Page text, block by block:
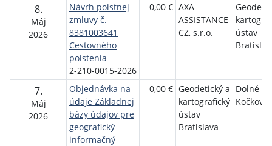
8.
Máj
2026
Návrh poistnej
zmluvy č.
8381003641
Cestovného
poistenia
2-210-0015-2026
0,00 € AXA
ASSISTANCE
CZ, s.r.o.
ústav
7.
Máj
2026
Objednávka na
údaje Základnej
bázy údajov pre
geografický
informačný
0,00 € Geodetický a
kartografický
ústav
Bratislava
Dolné
Kočkovce